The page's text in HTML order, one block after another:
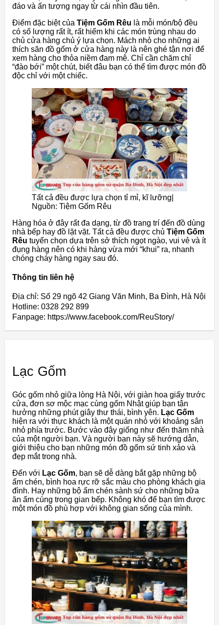
đáo và ấn tượng ngay từ cái nhìn đầu tiên.
Điểm đặc biệt của Tiệm Gốm Rêu là mỗi món/bộ đều
có số lượng rất ít, rất hiếm khi các món trùng nhau do
chủ cửa hàng chủ ý lựa chọn. Mách nhỏ cho những ai
thích săn đồ gốm ở cửa hàng này là nên ghé tận nơi để
xem hàng cho thỏa niềm đam mê. Chỉ cần chăm chỉ
“đào bới” một chút, biết đâu bạn có thể tìm được món đồ
độc chỉ với một chiếc.
Tất cả đều được lựa chọn tỉ mỉ, kĩ lưỡng|
Nguồn: Tiệm Gốm Rêu
Hàng hóa ở đây rất đa dạng, từ đồ trang trí đến đồ dùng
nhà bếp hay đồ lặt vặt. Tất cả đều được chủ Tiệm Gốm
Rêu tuyển chọn dựa trên sở thích ngọt ngào, vui vẻ và ít
đụng hàng nên có khi hàng vừa mới “khui” ra, nhanh
chóng cháy hàng ngay sau đó.
Thông tin liên hệ
Địa chỉ: Số 29 ngõ 42 Giang Văn Minh, Ba Đình, Hà Nội
Hotline: 0328 292 899
Fanpage: https://www.facebook.com/ReuStory/
Lạc Gốm
Góc gốm nhỏ giữa lòng Hà Nội, với giàn hoa giấy trước
cửa, đơn sơ mộc mạc cùng gốm Nhật giúp bạn tận
hưởng những phút giây thư thái, bình yên. Lạc Gốm
hiện ra với thực khách là một quán nhỏ với khoảng sân
nhỏ phía trước. Bước vào đây giống như đến thăm nhà
của một người bạn. Và người bạn này sẽ hướng dẫn,
giới thiệu cho bạn những món đồ gốm sứ tinh xảo và
đẹp mắt trong nhà.
Đến với Lạc Gốm, bạn sẽ dễ dàng bắt gặp những bộ
ấm chén, bình hoa rực rỡ sắc màu cho phòng khách gia
đình. Hay những bộ ấm chén sành sứ cho những bữa
ăn ấm cúng trong gian bếp. Không khó để bạn tìm được
một món đồ phù hợp với không gian sống của mình.